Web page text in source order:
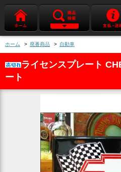
ホーム > 廃番商品 > 自動車
ライセンスプレート
ート